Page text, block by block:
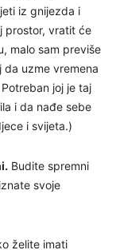
iz gnijezda i
prostor, vratit će
malo sam previše
da uzme vremena
joj je taj
i da nađe sebe
i svijeta.)
Budite spremni
svoje
želite imati